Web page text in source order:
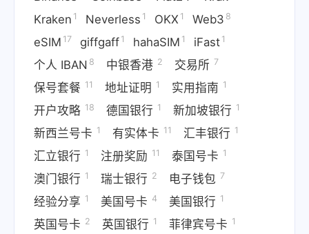
Kraken 1 Neverless 1 OKX 1 Web3 8
eSIM 17 giffgaff 1 hahaSIM 1 iFast 1
个人 IBAN 8 中银香港 2 交易所 7
保号套餐 11 地址证明 1 实用指南 1
开户攻略 18 德国银行 1 新加坡银行 1
新西兰号卡 1 有实体卡 11 汇丰银行 1
汇立银行 1 注册奖励 11 泰国号卡 1
澳门银行 1 瑞士银行 2 电子钱包 7
经验分享 1 美国号卡 4 美国银行 1
英国号卡 2 英国银行 1 菲律宾号卡 1